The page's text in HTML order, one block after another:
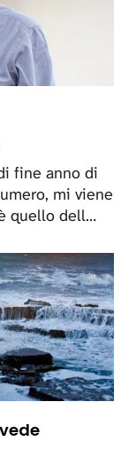
fine anno di
mi viene
quello dell…